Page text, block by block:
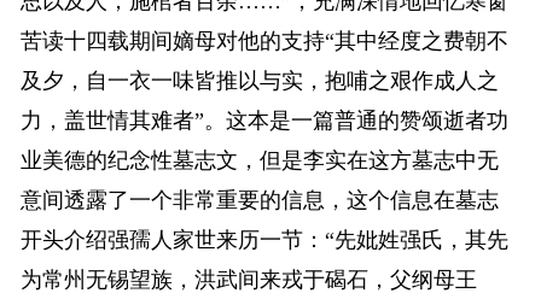
苦读十四载期间嫡母对他的支持“其中经度之费朝不
及夕，自一衣一味皆推以与实，抱哺之艰作成人之
力，盖世情其难者”。这本是一篇普通的赞颂逝者功
业美德的纪念性墓志文，但是李实在这方墓志中无
意间透露了一个非常重要的信息，这个信息在墓志
开头介绍强孺人家世来历一节：“先妣姓强氏，其先
为常州无锡望族，洪武间来戎于碣石，父纲母王